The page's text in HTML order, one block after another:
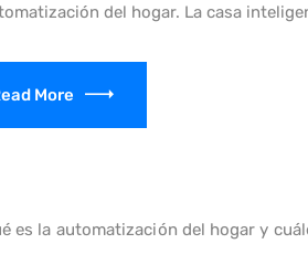
del hogar. La casa
More